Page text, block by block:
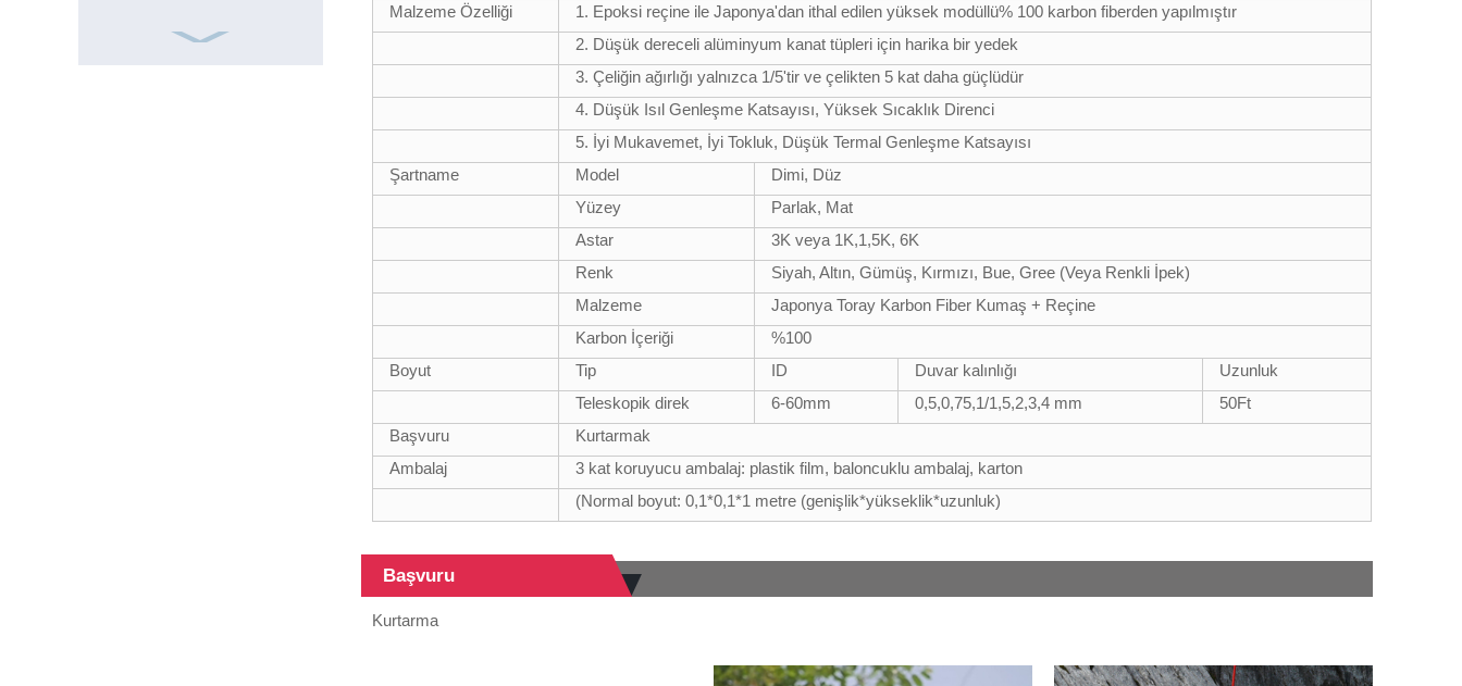
Malzeme Özelliği
1. Epoksi reçine ile Japonya'dan ithal edilen yüksek modüllü% 100 karbon fiberden yapılmıştır
2. Düşük dereceli alüminyum kanat tüpleri için harika bir yedek
3. Çeliğin ağırlığı yalnızca 1/5'tir ve çelikten 5 kat daha güçlüdür
4. Düşük Isıl Genleşme Katsayısı, Yüksek Sıcaklık Direnci
5. İyi Mukavemet, İyi Tokluk, Düşük Termal Genleşme Katsayısı
Şartname
Model
Dimi, Düz
Yüzey
Parlak, Mat
Astar
3K veya 1K,1,5K, 6K
Renk
Siyah, Altın, Gümüş, Kırmızı, Bue, Gree (Veya Renkli İpek)
Malzeme
Japonya Toray Karbon Fiber Kumaş + Reçine
Karbon İçeriği
%100
Boyut
Tip ID Duvar kalınlığı
Uzunluk
Teleskopik direk
6-60mm 0,5,0,75,1/1,5,2,3,4 mm 50Ft
Başvuru
Kurtarmak
Ambalaj
3 kat koruyucu ambalaj: plastik film, baloncuklu ambalaj, karton
(Normal boyut: 0,1*0,1*1 metre (genişlik*yükseklik*uzunluk)
Başvuru
Kurtarma